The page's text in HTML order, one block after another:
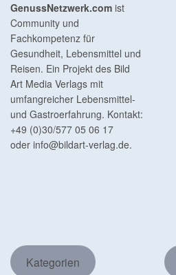
GenussNetzwerk.com ist
Community und
Fachkompetenz für
Gesundheit, Lebensmittel und
Reisen. Ein Projekt des Bild
Art Media Verlags mit
umfangreicher Lebensmittel-
und Gastroerfahrung. Kontakt:
+49 (0)30/577 05 06 17
oder info@bildart-verlag.de.
Kategorien